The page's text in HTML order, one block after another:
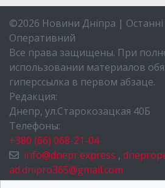
©2026 Новини Дніпра |
Оперативний
Все права защищены. При
использовании материалов
гиперссылка в первом абзаце.
Редакция:
Днепр, ул.Старокозацкая 40Б
Телефоны:
+380 (66) 068-21-04
info@dnepr.express ,
ad.dnipro365@gmail.com